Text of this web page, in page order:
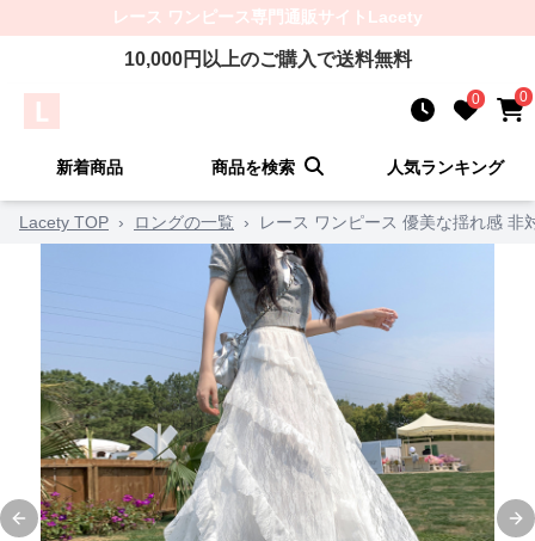
レース ワンピース専門通販サイト Lacety
10,000円以上のご購入で送料無料
0 0
新着商品 商品を検索 人気ランキング
Lacety TOP › ロングの一覧 › レース ワンピース 優美な揺れ感 非
Previous slide